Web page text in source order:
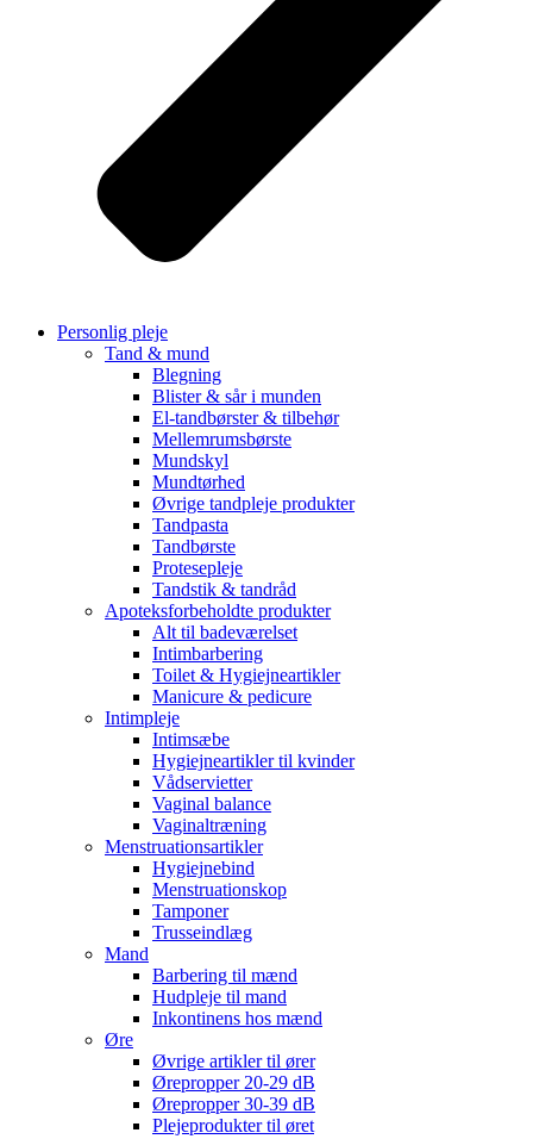
Personlig pleje
Tand & mund
Blegning
Blister & sår i munden
El-tandbørster & tilbehør
Mellemrumsbørste
Mundskyl
Mundtørhed
Øvrige tandpleje produkter
Tandpasta
Tandbørste
Protesepleje
Tandstik & tandråd
Apoteksforbeholdte produkter
Alt til badeværelset
Intimbarbering
Toilet & Hygiejneartikler
Manicure & pedicure
Intimpleje
Intimsæbe
Hygiejneartikler til kvinder
Vådservietter
Vaginal balance
Vaginaltræning
Menstruationsartikler
Hygiejnebind
Menstruationskop
Tamponer
Trusseindlæg
Mand
Barbering til mænd
Hudpleje til mand
Inkontinens hos mænd
Øre
Øvrige artikler til ører
Ørepropper 20-29 dB
Ørepropper 30-39 dB
Plejeprodukter til øret